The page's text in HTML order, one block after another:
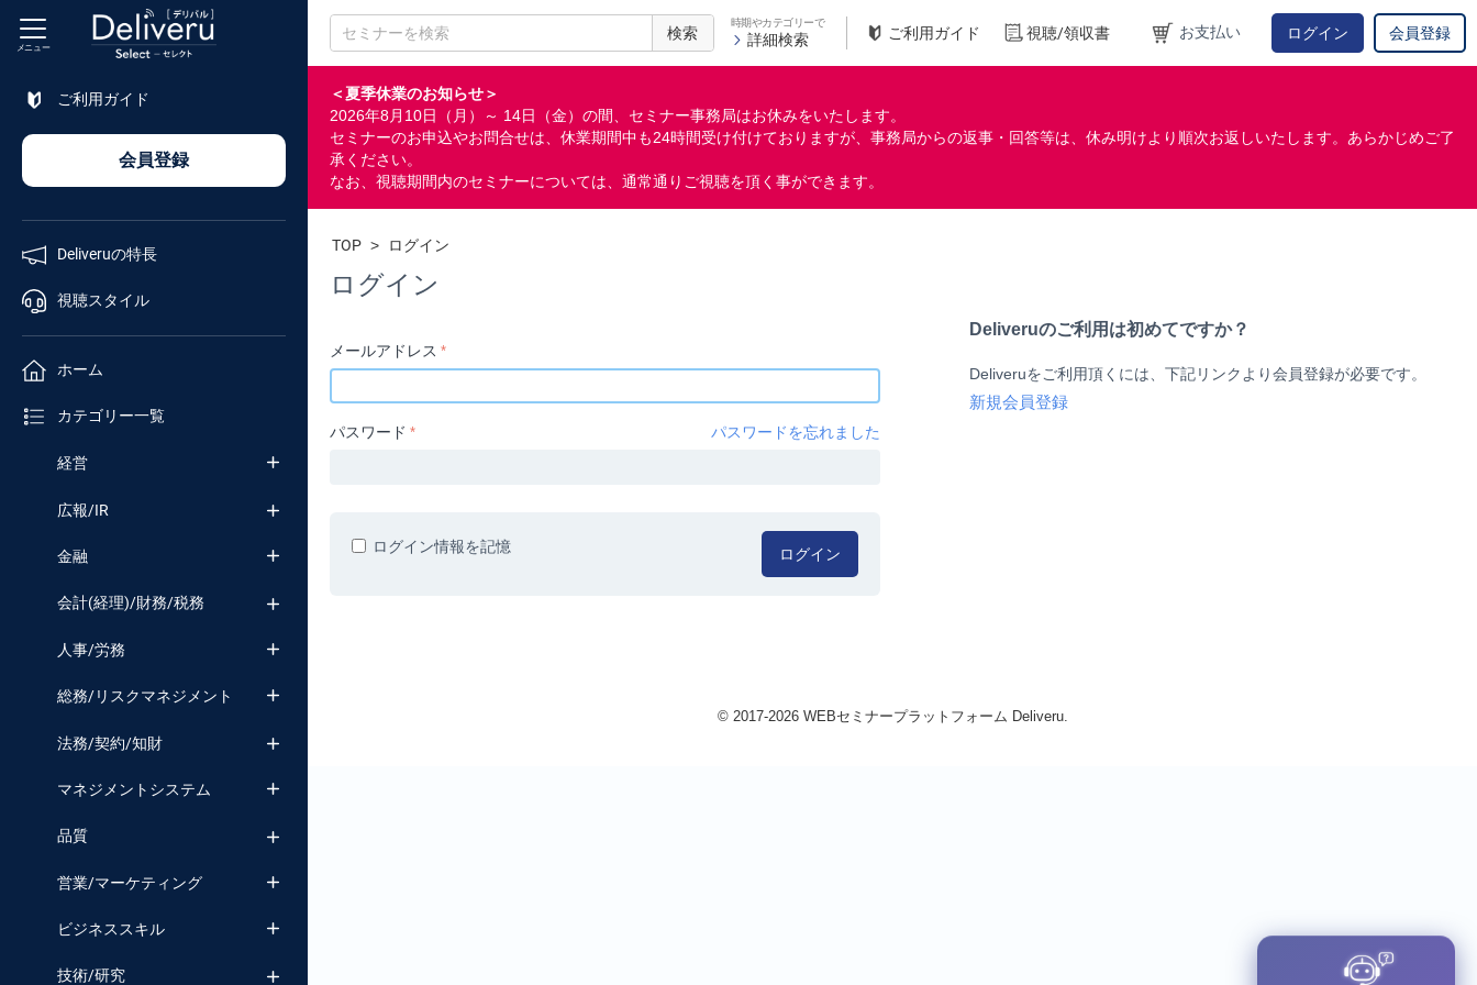
検索
時期やカテゴリーで
詳細検索 ご利用ガイド 視聴/領収書 お支払い ログイン 会員登録
＜夏季休業のお知らせ＞
2026年8月10日（月）～ 14日（金）の間、セミナー事務局はお休みをいたします。
セミナーのお申込やお問合せは、休業期間中も24時間受け付けておりますが、事務局からの返事・回答等は、休み明けより順次お返しいたします。あらかじめご了
承ください。
なお、視聴期間内のセミナーについては、通常通りご視聴を頂く事ができます。
メニュー
ご利用ガイド
会員登録
Deliveruの特長
視聴スタイル
ホーム
カテゴリー一覧
経営
広報/IR
金融
会計(経理)/財務/税務
人事/労務
総務/リスクマネジメント
法務/契約/知財
マネジメントシステム
品質
営業/マーケティング
ビジネススキル
技術/研究
企業
チャンネル
TOP > ログイン
ログイン
メールアドレス
パスワード パスワードを忘れました
ログイン
ログイン情報を記憶
Deliveruのご利用は初めてですか？
Deliveruをご利用頂くには、下記リンクより会員登録が必要です。
新規会員登録
© 2017-2026 WEBセミナープラットフォーム Deliveru.